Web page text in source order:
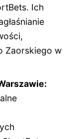
Ich
Zaorskiego w